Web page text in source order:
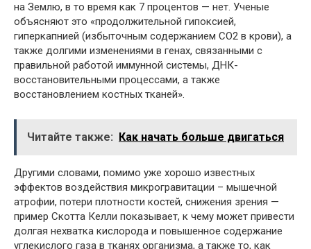
на Землю, в то время как 7 процентов — нет. Ученые
объясняют это «продолжительной гипоксией,
гиперкапнией (избыточным содержанием CO2 в крови), а
также долгими изменениями в генах, связанными с
правильной работой иммунной системы, ДНК-
восстановительными процессами, а также
восстановлением костных тканей».
Читайте также: Как начать больше двигаться
Другими словами, помимо уже хорошо известных
эффектов воздействия микрогравитации – мышечной
атрофии, потери плотности костей, снижения зрения —
пример Скотта Келли показывает, к чему может привести
долгая нехватка кислорода и повышенное содержание
углекислого газа в тканях организма, а также то, как